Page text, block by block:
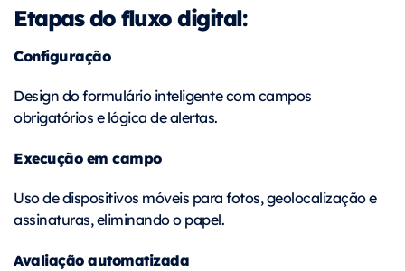
Etapas do fluxo digital:
Configuração
Design do formulário inteligente com campos
obrigatórios e lógica de alertas.
Execução em campo
Uso de dispositivos móveis para fotos, geolocalização e
assinaturas, eliminando o papel.
Avaliação automatizada